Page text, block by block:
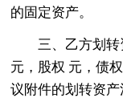
的固定资产。
三、乙方划
元，股权 元，债
议附件的划转资产